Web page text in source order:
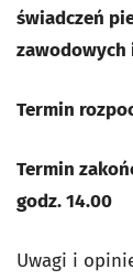
świadczeń
zawodowych
Termin
Termin
godz.14.00
Uwagi i